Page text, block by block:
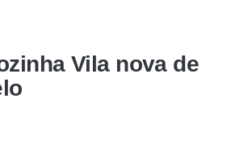
Vila nova de